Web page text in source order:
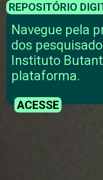
REPOSITÓRIO
Navegue pela
dos
Instituto
plataforma.
ACESSE